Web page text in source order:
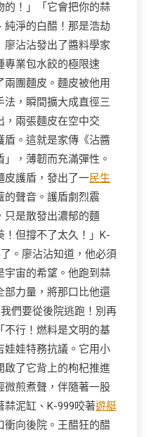
的！」「它會把你的蒜
純淨的白醋！那是浩劫
廖沾沾發出了醬料學家
專業包水餃的極限速
團麵皮。麵皮被他用
法，瞬間擴大成直徑三
，兩張麵皮在空中交
盾。這就是家傳《沾醬
，薄韌而充滿彈性。
皮護盾，發出了一民生
的聲音。護盾劇烈震
只是散發出濃郁的麵
！但撐不了太久！」K-
。廖沾沾知道，他必須
宇宙的希望。他跑到蒜
部力量，將那口比他還
們要從後院逃跑！別再
不行！燃料是文明的基
娃娃特務抗議。它用小
啟了它背上的枸杞推進
微煎煮聲，伴隨著一股
蒜泥缸、K-999咬著遊艇
衝向後院。王醋狂的醋